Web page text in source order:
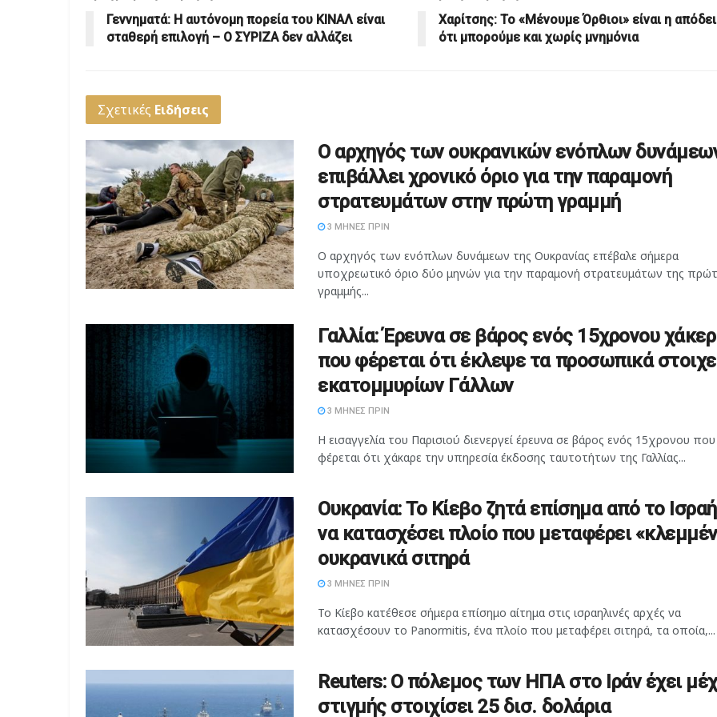
Γεννηματά: Η αυτόνομη πορεία του ΚΙΝΑΛ είναι
σταθερή επιλογή – Ο ΣΥΡΙΖΑ δεν αλλάζει
Χαρίτσης: Το «Μένουμε Όρθιοι» είναι η
ότι μπορούμε και χωρίς μνημόνια
Σχετικές Ειδήσεις
Ο αρχηγός των ουκρανικών ενόπλων
επιβάλλει χρονικό όριο για την παραμονή
στρατευμάτων στην πρώτη γραμμή
3 ΜΉΝΕΣ ΠΡΙΝ
Ο αρχηγός των ενόπλων δυνάμεων της Ουκρανίας επέβαλε σήμερα
υποχρεωτικό όριο δύο μηνών για την παραμονή στρατευμάτων της
γραμμής...
Γαλλία: Έρευνα σε βάρος ενός 15χρονου χάκερ
που φέρεται ότι έκλεψε τα προσωπικά
εκατομμυρίων Γάλλων
3 ΜΉΝΕΣ ΠΡΙΝ
Η εισαγγελία του Παρισιού διενεργεί έρευνα σε βάρος ενός 15χρονου που
φέρεται ότι χάκαρε την υπηρεσία έκδοσης ταυτοτήτων της Γαλλίας...
Ουκρανία: Το Κίεβο ζητά επίσημα από το
να κατασχέσει πλοίο που μεταφέρει
ουκρανικά σιτηρά
3 ΜΉΝΕΣ ΠΡΙΝ
Το Κίεβο κατέθεσε σήμερα επίσημο αίτημα στις ισραηλινές αρχές να
κατασχέσουν το Panormitis, ένα πλοίο που μεταφέρει σιτηρά, τα οποία,...
Reuters: Ο πόλεμος των ΗΠΑ στο Ιράν έχει
στιγμής στοιχίσει 25 δισ. δολάρια